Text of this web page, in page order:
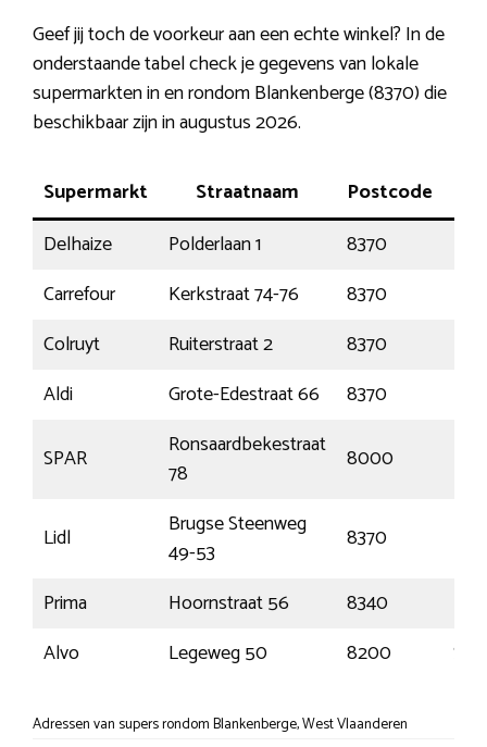
Geef jij toch de voorkeur aan een echte winkel? In de
onderstaande tabel check je gegevens van lokale
supermarkten in en rondom Blankenberge (8370) die
beschikbaar zijn in augustus 2026.
Supermarkt Straatnaam Postcode
Delhaize
Polderlaan 1 8370
Carrefour
Kerkstraat 74-76 8370
Colruyt
Ruiterstraat 2 8370
Aldi
Grote-Edestraat 66 8370
SPAR
Ronsaardbekestraat
78
8000
Lidl
Brugse Steenweg
49-53
8370
Prima
Hoornstraat 56 8340
Alvo
Legeweg 50 8200
Adressen van supers rondom Blankenberge, West Vlaanderen